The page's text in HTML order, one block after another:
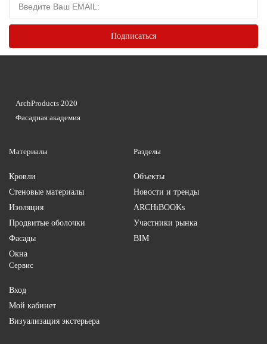
Материалы
Кровли
Стеновые материалы
Изоляция
Продвитые оболочки
Фасады
Окна
Разделы
Объекты
Новости и тренды
ARCHiBOOKs
Участники рынка
BIM
Сервис
Вход
Мой кабинет
Визуализация экстерьера
ArchProducts 2020
Фасадная академия